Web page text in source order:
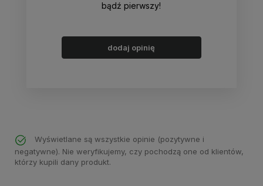
bądź pierwszy!
dodaj opinię
Wyświetlane są wszystkie opinie (pozytywne i
negatywne). Nie weryfikujemy, czy pochodzą one od klientów,
którzy kupili dany produkt.